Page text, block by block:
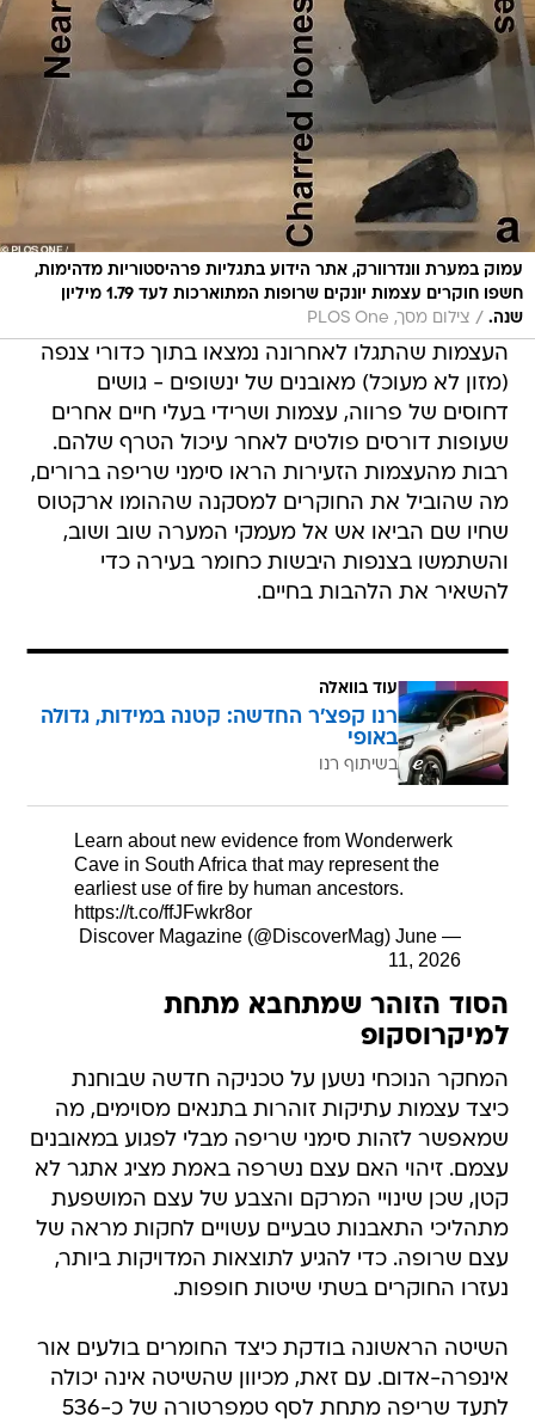
עמוק במערת וונדרוורק, אתר הידוע בתגליות פרהיסטוריות מדהימות,
חשפו חוקרים עצמות יונקים שרופות המתוארכות לעד 1.79 מיליון
שנה. / צילום מסך, PLOS One
העצמות שהתגלו לאחרונה נמצאו בתוך כדורי צנפה
(מזון לא מעוכל) מאובנים של ינשופים - גושים
דחוסים של פרווה, עצמות ושרידי בעלי חיים אחרים
שעופות דורסים פולטים לאחר עיכול הטרף שלהם.
רבות מהעצמות הזעירות הראו סימני שריפה ברורים,
מה שהוביל את החוקרים למסקנה שההומו ארקטוס
שחיו שם הביאו אש אל מעמקי המערה שוב ושוב,
והשתמשו בצנפות היבשות כחומר בעירה כדי
להשאיר את הלהבות בחיים.
עוד בוואלה
רנו קפצ'ר החדשה: קטנה במידות, גדולה
באופי
בשיתוף רנו
Learn about new evidence from Wonderwerk
Cave in South Africa that may represent the
earliest use of fire by human ancestors.
https://t.co/ffJFwkr8or
— Discover Magazine (@DiscoverMag)
June
11, 2026
הסוד הזוהר שמתחבא מתחת
למיקרוסקופ
המחקר הנוכחי נשען על טכניקה חדשה שבוחנת
כיצד עצמות עתיקות זוהרות בתנאים מסוימים, מה
שמאפשר לזהות סימני שריפה מבלי לפגוע במאובנים
עצמם. זיהוי האם עצם נשרפה באמת מציג אתגר לא
קטן, שכן שינויי המרקם והצבע של עצם המושפעת
מתהליכי התאבנות טבעיים עשויים לחקות מראה של
עצם שרופה. כדי להגיע לתוצאות המדויקות ביותר,
נעזרו החוקרים בשתי שיטות חופפות.
השיטה הראשונה בודקת כיצד החומרים בולעים אור
אינפרה-אדום. עם זאת, מכיוון שהשיטה אינה יכולה
לתעד שריפה מתחת לסף טמפרטורה של כ-536